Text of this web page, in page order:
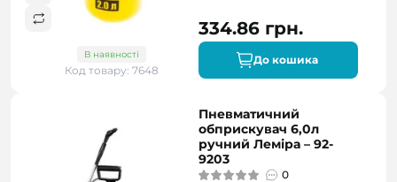
В наявності
Код товару: 7648
334.86 грн.
До кошика
Пневматичний
обприскувач 6,0л
ручний Леміра – 92-
9203
0